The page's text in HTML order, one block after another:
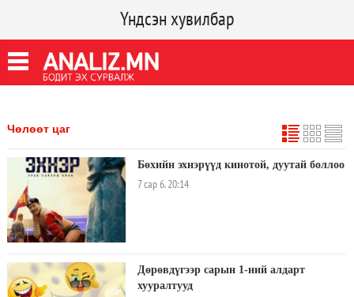
Үндсэн хувилбар
Чөлөөт цаг
Бөхийн эхнэрүүд кинотой, дуутай боллоо
7 сар 6. 20:14
Дөрөвдүгээр сарын 1-ний алдарт
хууралтууд